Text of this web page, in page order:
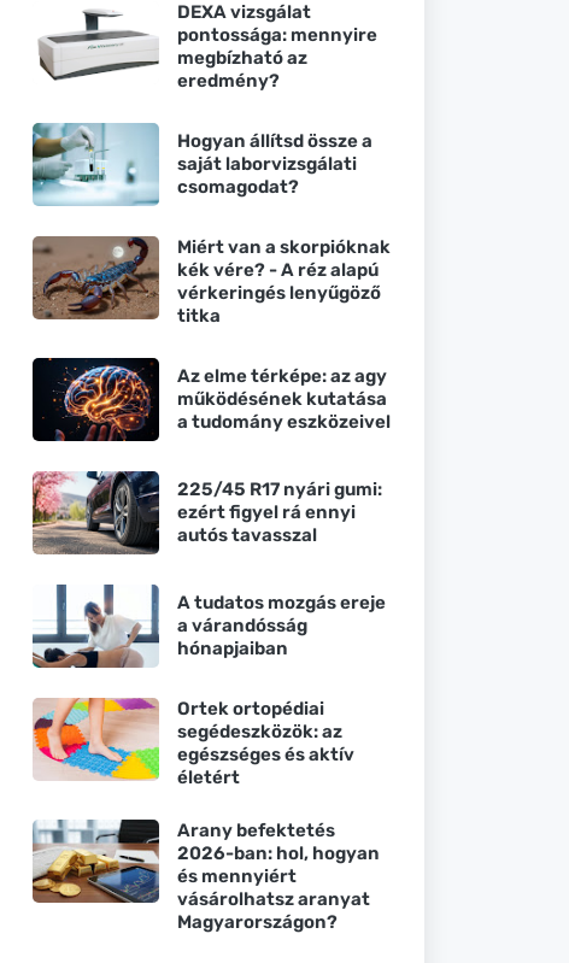
DEXA vizsgálat
pontossága: mennyire
megbízható az
eredmény?
Hogyan állítsd össze a
saját laborvizsgálati
csomagodat?
Miért van a skorpióknak
kék vére? - A réz alapú
vérkeringés lenyűgöző
titka
Az elme térképe: az agy
működésének kutatása
a tudomány eszközeivel
225/45 R17 nyári gumi:
ezért figyel rá ennyi
autós tavasszal
A tudatos mozgás ereje
a várandósság
hónapjaiban
Ortek ortopédiai
segédeszközök: az
egészséges és aktív
életért
Arany befektetés
2026-ban: hol, hogyan
és mennyiért
vásárolhatsz aranyat
Magyarországon?